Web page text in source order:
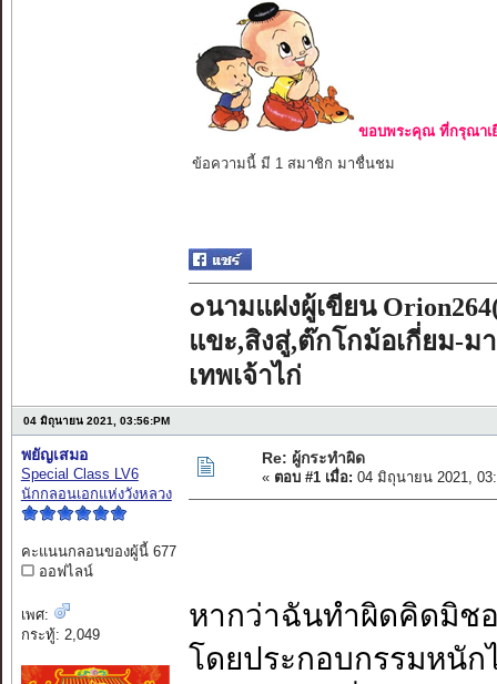
ขอบพระคุณ ที่กรุณาเ
ข้อความนี้ มี 1 สมาชิก มาชื่นชม
๐นามแฝงผู้เขียน
แขะ,สิงสู่,ต๊กโกม้อเกี่ยม-ม
เทพเจ้าไก่
04 มิถุนายน 2021, 03:56:PM
พยัญเสมอ
Special Class LV6
นักกลอนเอกแห่งวังหลวง
คะแนนกลอนของผู้นี้ 677
ออฟไลน์
เพศ:
กระทู้: 2,049
Re: ผู้กระทำผิด
« ตอบ #1 เมื่อ: 04 มิถุนายน 2021,
หากว่าฉันทำผิดคิดมิช
โดยประกอบกรรมหนัก